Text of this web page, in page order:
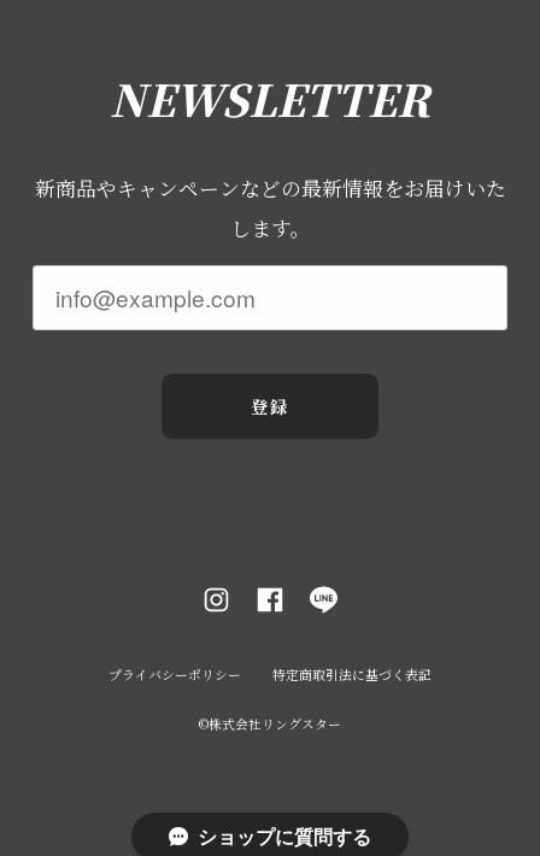
NEWSLETTER
新商品やキャンペーンなどの最新情報をお届けいた
します。
登録
プライバシーポリシー 特定商取引法に基づく表記
©︎株式会社リングスター
ショップに質問する